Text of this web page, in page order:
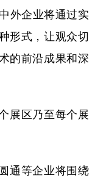
外企业将通过实
形式，让观众切
的前沿成果和深
区乃至每个展
等企业将围绕